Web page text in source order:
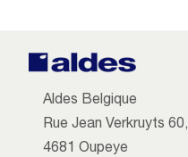
Aldes Belgique
Rue Jean Verkruyts 60,
4681 Oupeye